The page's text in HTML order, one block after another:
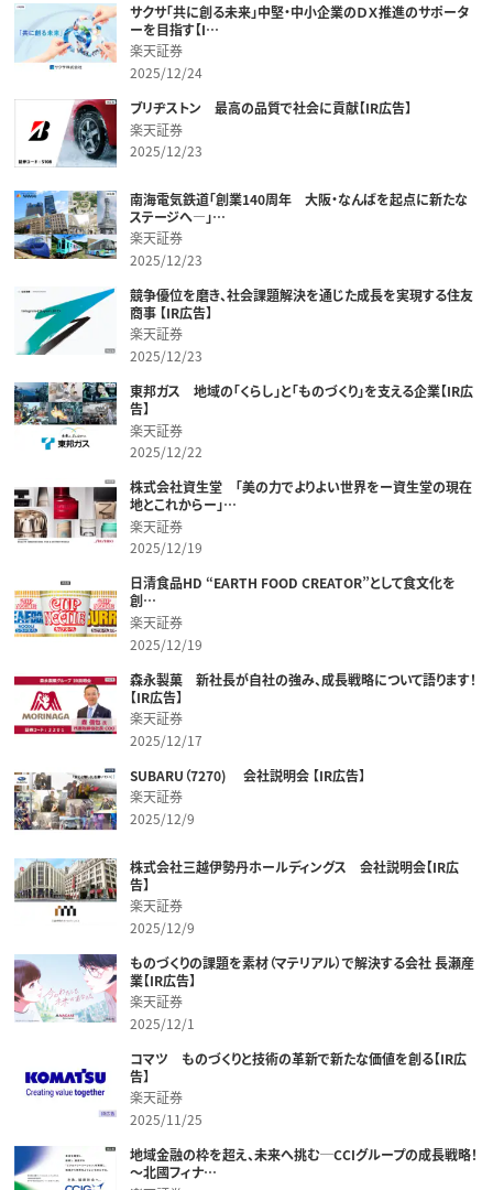
サクサ「共に創る未来」中堅・中小企業のＤＸ推進のサポータ
ーを目指す【I…
楽天証券
2025/12/24
ブリヂストン 最高の品質で社会に貢献【IR広告】
楽天証券
2025/12/23
南海電気鉄道「創業140周年 大阪・なんばを起点に新たな
ステージへ―」…
楽天証券
2025/12/23
競争優位を磨き、社会課題解決を通じた成長を実現する住友
商事 【IR広告】
楽天証券
2025/12/23
東邦ガス 地域の「くらし」と「ものづくり」を支える企業【IR広
告】
楽天証券
2025/12/22
株式会社資生堂 「美の力でよりよい世界をー資生堂の現在
地とこれからー」…
楽天証券
2025/12/19
日清食品HD “EARTH FOOD CREATOR”として食文化を
創…
楽天証券
2025/12/19
森永製菓 新社長が自社の強み、成長戦略について語ります！
【IR広告】
楽天証券
2025/12/17
SUBARU（7270) 会社説明会 【IR広告】
楽天証券
2025/12/9
株式会社三越伊勢丹ホールディングス 会社説明会【IR広
告】
楽天証券
2025/12/9
ものづくりの課題を素材（マテリアル）で解決する会社 長瀬産
業【IR広告】
楽天証券
2025/12/1
コマツ ものづくりと技術の革新で新たな価値を創る【IR広
告】
楽天証券
2025/11/25
地域金融の枠を超え、未来へ挑む─CCIグループの成長戦略！
～北國フィナ…